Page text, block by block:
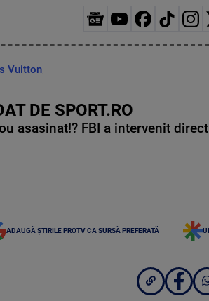
Vuitton,
DE SPORT.RO
asasinat!? FBI a intervenit
ADAUGĂ ȘTIRILE PROTV CA SURSĂ PREFERATĂ